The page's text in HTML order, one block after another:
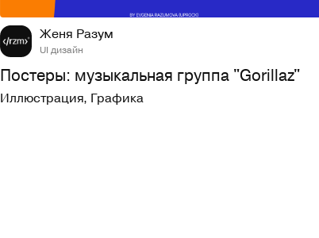
Женя Разум
UI дизайн
Постеры: музыкальная группа "Gorillaz"
Иллюстрация, Графика